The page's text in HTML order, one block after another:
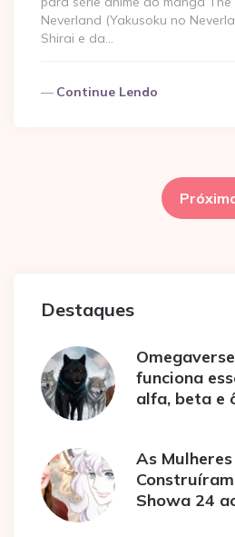
Neverland (Yakusoku no
Shirai e da…
Continue Lendo
Destaques
funciona
alfa, beta e
As
Showa 24